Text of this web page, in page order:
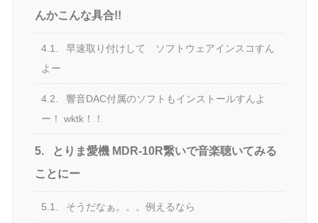
んかこんな具合!!
4.1.
早速取り付けして ソフトウェアインスコすん
よー
4.2.
響音DAC付属のソフトもインストールすんよ
ー！ wktk！！
5.
とりま愛機 MDR-10R繋いで音楽聴いてみる
ことにー
5.1. そうだなぁ。。。例えるなら